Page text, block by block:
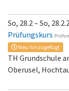
So, 28.2 – So,
Prüfungskurs
Neu hinzugefügt
TH Grundschule
Oberusel,